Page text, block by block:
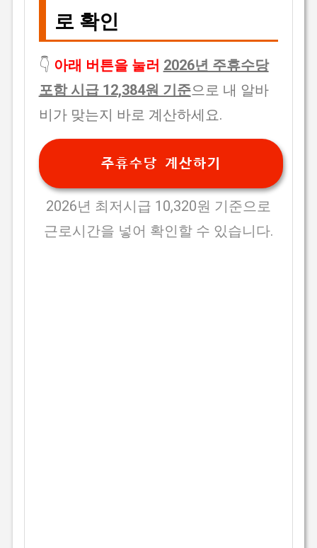
로 확인
👇 아래 버튼을 눌러 2026년 주휴수당
포함 시급 12,384원 기준으로 내 알바
비가 맞는지 바로 계산하세요.
주휴수당 계산하기
2026년 최저시급 10,320원 기준으로
근로시간을 넣어 확인할 수 있습니다.